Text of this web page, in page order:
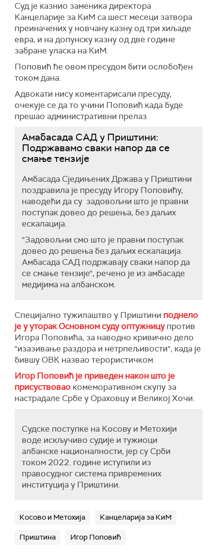
Суд је казнио заменика директора
Канцеларије за КиМ са шест месеци затвора
преиначених у новчану казну од три хиљаде
евра, и на допунску казну од две године
забране уласка на КиМ.
Поповић ће овом пресудом бити ослобођен
током дана.
Адвокати нису коментарисали пресуду,
очекује се да то учини Поповић када буде
прешао административни прелаз.
Амабасада САД у Приштини:
Подржавамо сваки напор да се
смање тензије
Амбасада Сједињених Држава у Приштини
поздравила је пресуду Игору Поповићу,
наводећи да су задовољни што је правни
поступак довео до решења, без даљих
ескалација.
"Задовољни смо што је правни поступак
довео до решења без даљих ескалација.
Амбасада САД подржавају сваки напор да
се смање тензије", речено је из амбасаде
медијима на албанском.
Специјално тужилаштво у Приштини поднело
је у уторак Основном суду оптужницупротив
Игора Поповића, за наводно кривично дело
"изазивање раздора и нетрпељивости", када је
бившу ОВК назвао терористичком.
Игор Поповић је приведен након што је
присуствовао комеморативном скупу за
настрадале Србе у Ораховцу и Великој Хочи.
Судске поступке на Косову и Метохији
воде искључиво судије и тужиоци
албанске националности, јер су Срби
током 2022. године иступили из
правосудног система привремених
институција у Приштини.
Косово и Метохија Канцеларија за КиМ
Приштина Игор Поповић